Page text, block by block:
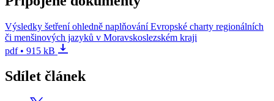
Výsledky šetření ohledně naplňování Evropské charty regionálních
či menšinových jazyků v Moravskoslezském kraji
pdf • 915 kB
Sdílet článek